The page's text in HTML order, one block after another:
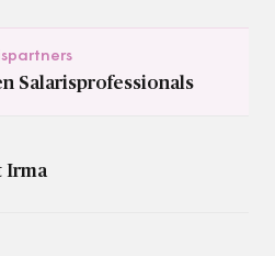
Salarisprofessionals
Irma